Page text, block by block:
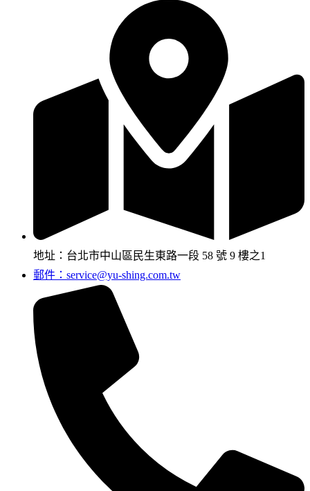
地址：台北市中山區民生東路一段 58 號 9 樓之1
郵件：service@yu-shing.com.tw